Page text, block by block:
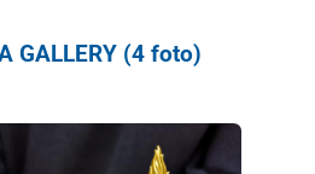
GALLERY (4 foto)